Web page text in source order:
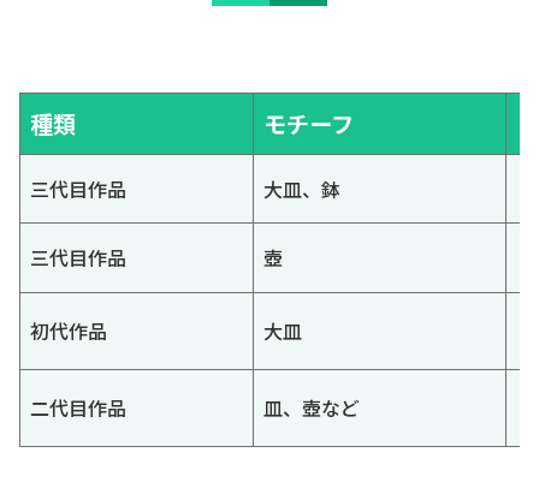
種類 モチーフ
三代目作品 大皿、鉢
三代目作品 壺
初代作品 大皿
二代目作品 皿、壺など